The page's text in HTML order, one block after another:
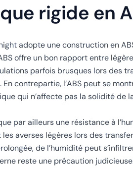
rigide en
adopte une construction en
offre un bon rapport entre
parfois brusques lors des
contrepartie, l’ABS peut se
qui n’affecte pas la solidité de
par ailleurs une résistance à
averses légères lors des
de l’humidité peut
reste une précaution